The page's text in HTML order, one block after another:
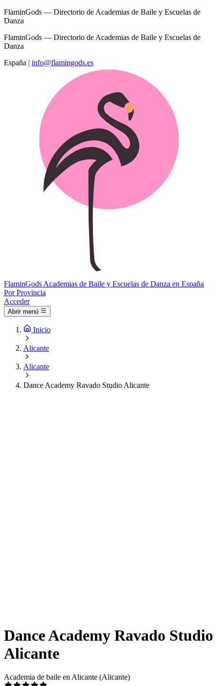
FlaminGods — Directorio de Academias de Baile y Escuelas de
Danza
FlaminGods — Directorio de Academias de Baile y Escuelas de
Danza
España | info@flamingods.es
FlaminGods Academias de Baile y Escuelas de Danza en España
Por Provincia
Acceder
Abrir menú
Inicio
Alicante
Alicante
Dance Academy Ravado Studio Alicante
Dance Academy Ravado Studio
Alicante
Academia de baile en Alicante (Alicante)